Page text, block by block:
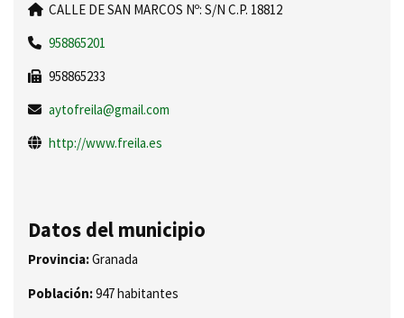
CALLE DE SAN MARCOS Nº: S/N C.P. 18812
958865201
958865233
aytofreila@gmail.com
http://www.freila.es
Datos del municipio
Provincia:Granada
Población:947 habitantes